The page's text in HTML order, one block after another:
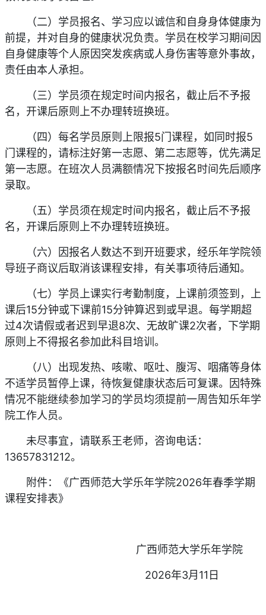
（二）学员报名、学习应以诚信和自身身体健康为
前提，并对自身的健康状况负责。学员在校学习期间因
自身健康等个人原因突发疾病或人身伤害等意外事故，
责任由本人承担。
（三）学员须在规定时间内报名，截止后不予报
名，开课后原则上不办理转班换班。
（四）每名学员原则上限报5门课程，如同时报5
门课程的，请标注好第一志愿、第二志愿等，优先满足
第一志愿。在班次人员满额情况下按报名时间先后顺序
录取。
（五）学员须在规定时间内报名，截止后不予报
名，开课后原则上不办理转班换班。
（六）因报名人数达不到开班要求，经乐年学院领
导班子商议后取消该课程安排，有关事项待后通知。
（七）学员上课实行考勤制度，上课前须签到，上
课后15分钟或下课前15分钟算迟到或早退。每学期超
过4次请假或者迟到早退8次、无故旷课2次者，下学期
原则上不得报名参加此科目培训。
（八）出现发热、咳嗽、呕吐、腹泻、咽痛等身体
不适学员暂停上课，待恢复健康状态后可复课。因特殊
情况不能继续参加学习的学员均须提前一周告知乐年学
院工作人员。
未尽事宜，请联系王老师，咨询电话：
13657831212。
附件：《广西师范大学乐年学院2026年春季学期
课程安排表》
广西师范大学乐年学院
2026年3月11日